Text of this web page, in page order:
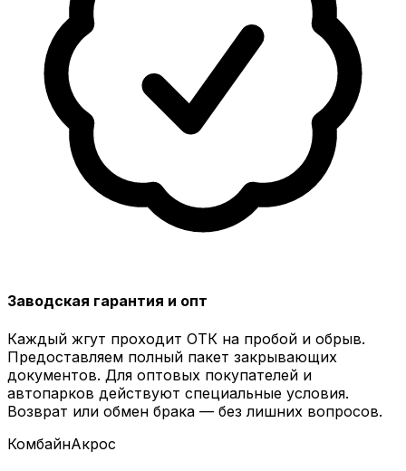
Заводская гарантия и опт
Каждый жгут проходит ОТК на пробой и обрыв.
Предоставляем полный пакет закрывающих
документов. Для оптовых покупателей и
автопарков действуют специальные условия.
Возврат или обмен брака — без лишних вопросов.
КомбайнАкрос